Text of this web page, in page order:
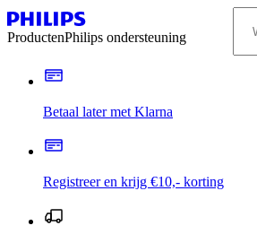
ProductenPhilips ondersteuning
Betaal later met Klarna
Registreer en krijg €10,- korting